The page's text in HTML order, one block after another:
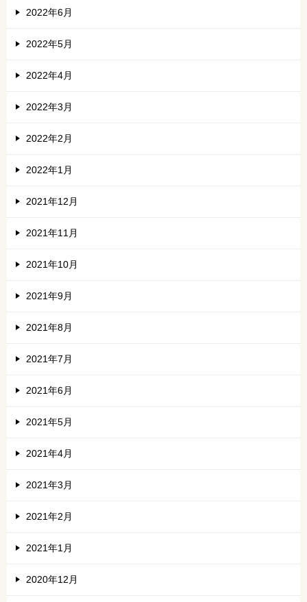
2022年6月
2022年5月
2022年4月
2022年3月
2022年2月
2022年1月
2021年12月
2021年11月
2021年10月
2021年9月
2021年8月
2021年7月
2021年6月
2021年5月
2021年4月
2021年3月
2021年2月
2021年1月
2020年12月